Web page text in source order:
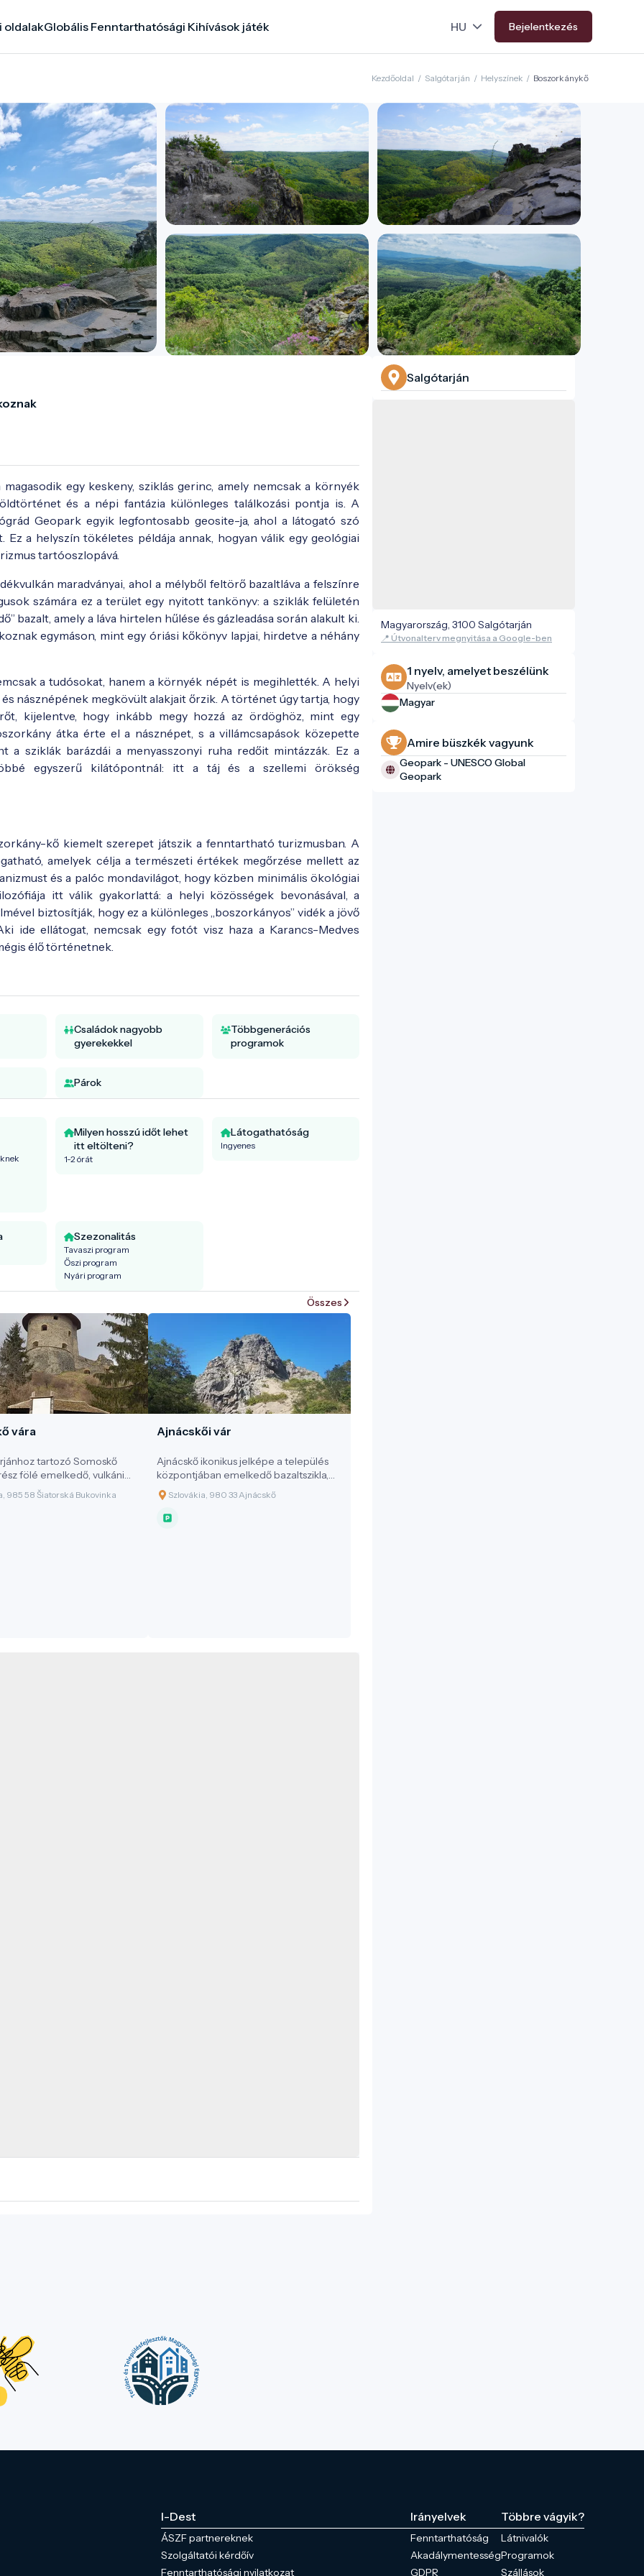
oldalakGlobális Fenntarthatósági Kihívások játék Bejelentkezés
Kezdőoldal / Salgótarján / Helyszínek / Boszorkánykő
egy keskeny, sziklás gerinc, amely nemcsak a környék
és a népi fantázia különleges találkozási pontja is. A
Geopark egyik legfontosabb geosite-ja, ahol a látogató szó
a helyszín tökéletes példája annak, hogyan válik egy geológiai
tartóoszlopává.
maradványai, ahol a mélyből feltörő bazaltláva a felszínre
számára ez a terület egy nyitott tankönyv: a sziklák felületén
bazalt, amely a láva hirtelen hűlése és gázleadása során alakult ki.
egymáson, mint egy óriási kőkönyv lapjai, hirdetve a néhány
a tudósokat, hanem a környék népét is megihlették. A helyi
násznépének megkövült alakjait őrzik. A történet úgy tartja, hogy
kijelentve, hogy inkább megy hozzá az ördöghöz, mint egy
átka érte el a násznépet, s a villámcsapások közepette
a sziklák barázdái a menyasszonyi ruha redőit mintázzák. Ez a
egyszerű kilátópontnál: itt a táj és a szellemi örökség
kő kiemelt szerepet játszik a fenntartható turizmusban. A
amelyek célja a természeti értékek megőrzése mellett az
és a palóc mondavilágot, hogy közben minimális ökológiai
itt válik gyakorlattá: a helyi közösségek bevonásával, a
biztosítják, hogy ez a különleges „boszorkányos” vidék a jövő
ide ellátogat, nemcsak egy fotót visz haza a Karancs-Medves
élő történetnek.
Családok nagyobb
gyerekekkel
Többgenerációs
programok
Párok
Milyen hosszú időt lehet
itt eltölteni?
1-2 órát
Látogathatóság
Ingyenes
Szezonalitás
Tavaszi program
Őszi program
Nyári program
Összes
vára
tartozó Somoskő
fölé emelkedő, vulkáni
Somoskő vára nemcsak egy
erődítmény romja, hanem a
985 58 Šiatorská Bukovinka
Ajnácskői vár
Ajnácskő ikonikus jelképe a település
központjában emelkedő bazaltszikla,
amely vulkáni eredetének
köszönhetően egyedi természeti és
kulturális értékeket őriz. Az ősi erők által
Szlovákia, 980 33 Ajnácskő
Salgótarján
Magyarország, 3100 Salgótarján
📍 Útvonalterv megnyitása a Google-ben
1 nyelv, amelyet beszélünk
Nyelv(ek)
Magyar
Amire büszkék vagyunk
Geopark - UNESCO Global
Geopark
I-Dest
ÁSZF partnereknek
Szolgáltatói kérdőív
Fenntarthatósági nyilatkozat
Irányelvek
Fenntarthatóság
Akadálymentesség
GDPR
Többre vágyik?
Látnivalók
Programok
Szállások